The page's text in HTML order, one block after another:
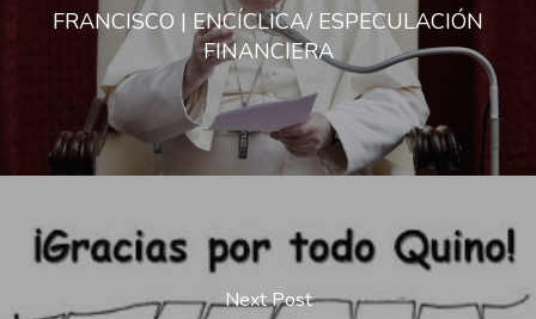
FRANCISCO | ENCÍCLICA/ ESPECULACIÓN
FINANCIERA
Next Post